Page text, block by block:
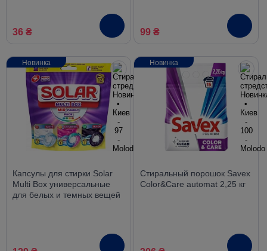
36 ₴ 99 ₴
Капсулы для стирки Solar
Multi Box универсальные
для белых и темных вещей
Новинка
Стиральный порошок Savex
Color&Care automat 2,25 кг
Новинка